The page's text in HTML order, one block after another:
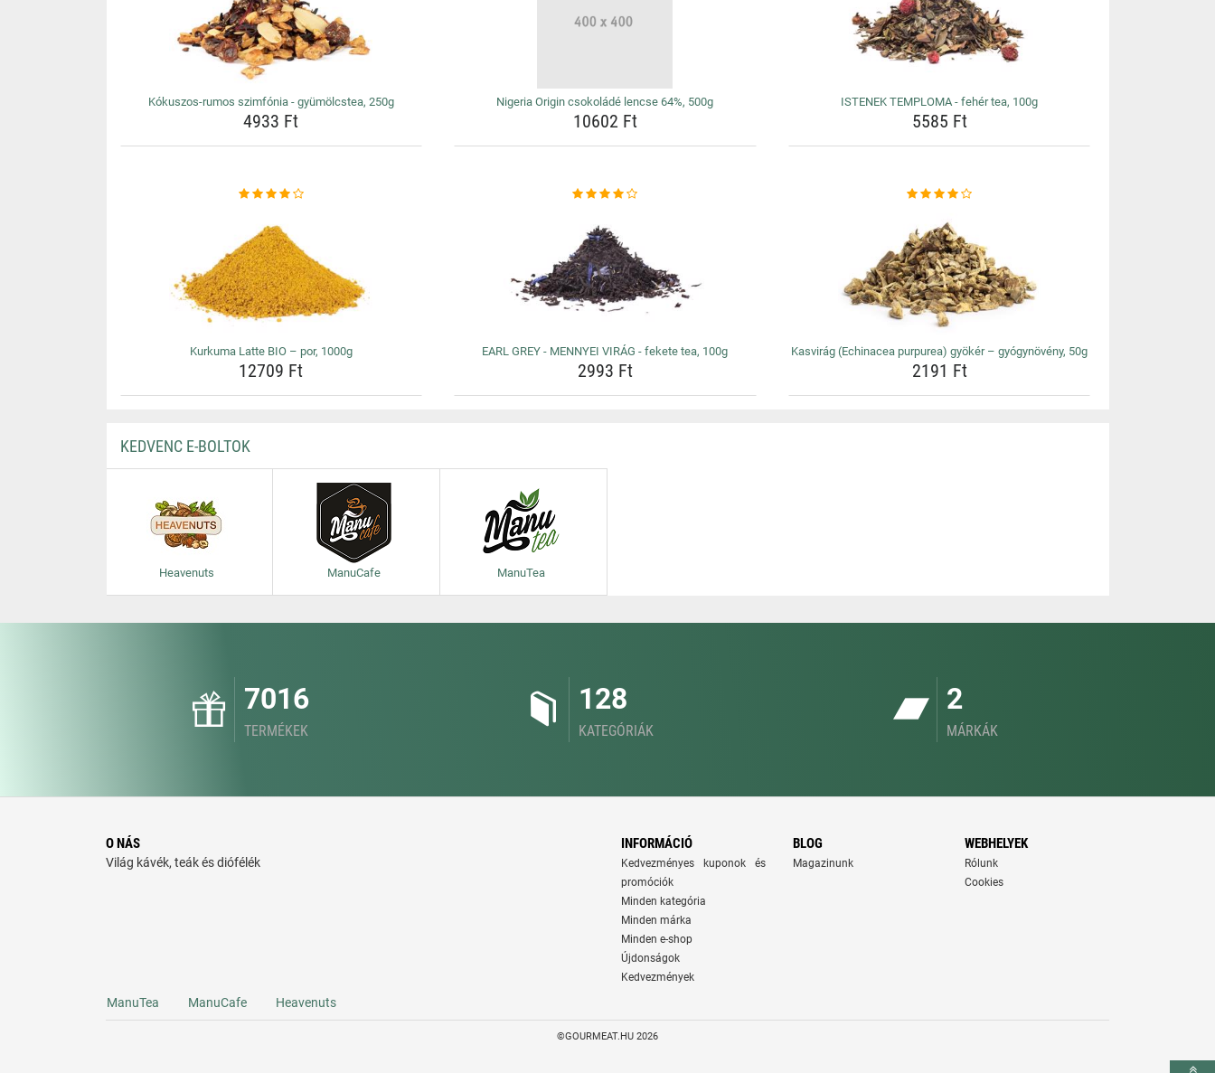
Kókuszos-rumos szimfónia - gyümölcstea, 250g
4933 Ft
Nigeria Origin csokoládé lencse 64%, 500g
10602 Ft
ISTENEK TEMPLOMA - fehér tea, 100g
5585 Ft
Kurkuma Latte BIO – por, 1000g
12709 Ft
EARL GREY - MENNYEI VIRÁG - fekete tea, 100g
2993 Ft
Kasvirág (Echinacea purpurea) gyökér – gyógynövény, 50g
2191 Ft
KEDVENC E-BOLTOK
Heavenuts ManuCafe ManuTea
7016
TERMÉKEK
128
KATEGÓRIÁK
2
MÁRKÁK
O NÁS
Világ kávék, teák és diófélék
INFORMÁCIÓ
Kedvezményes kuponok és
promóciók
Minden kategória
Minden márka
Minden e-shop
Újdonságok
Kedvezmények
BLOG
Magazinunk
WEBHELYEK
Rólunk
Cookies
ManuTea ManuCafe Heavenuts
©GOURMEAT.HU 2026